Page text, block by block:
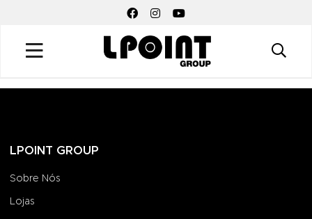
FACEBOOK SOCIAL LINK
INSTAGRAM SOCIAL LINK
YOUTUBE SOCIAL LINK
LPOINT GROUP
Sobre Nós
Lojas